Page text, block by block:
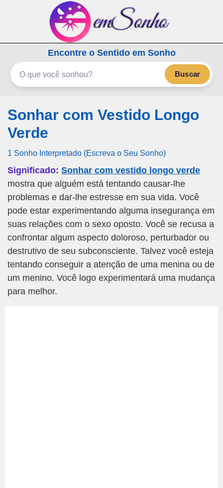
emSonho.com
Os sonhos significam mais
Encontre o Sentido em Sonho
Buscar
Sonhar com Vestido Longo
Verde
1 Sonho Interpretado (Escreva o Seu Sonho)
Significado: Sonhar com vestido longo verde
mostra que alguém está tentando causar-lhe
problemas e dar-lhe estresse em sua vida. Você
pode estar experimentando alguma insegurança em
suas relações com o sexo oposto. Você se recusa a
confrontar algum aspecto doloroso, perturbador ou
destrutivo de seu subconsciente. Talvez você esteja
tentando conseguir a atenção de uma menina ou de
um menino. Você logo experimentará uma mudança
para melhor.